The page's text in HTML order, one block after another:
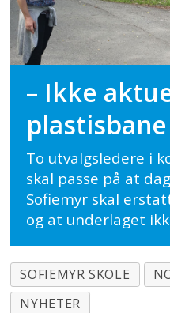
– Ikke
To utvalgsledere i
skal passe på at
Sofiemyr skal
og at underlaget
SOFIEMYR SKOLE
NYHETER